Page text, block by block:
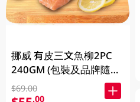
挪威 有皮三文魚柳2PC
240GM (包裝及品牌隨機
發放)
$69.00
.00